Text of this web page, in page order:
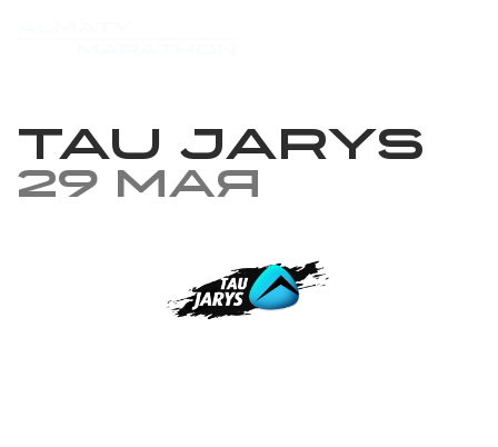
TAU JARYS
29 мая